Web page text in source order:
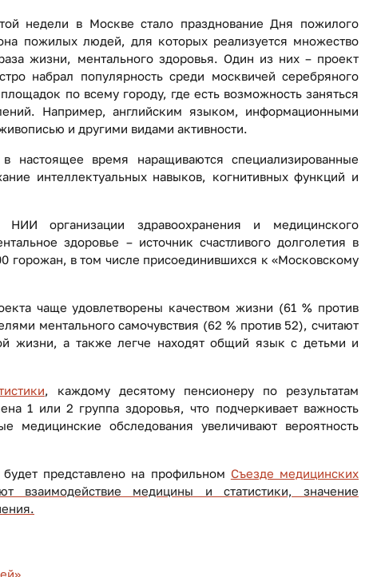
недели в Москве стало празднование Дня пожилого
пожилых людей, для которых реализуется множество
жизни, ментального здоровья. Один из них – проект
набрал популярность среди москвичей серебряного
по всему городу, где есть возможность заняться
Например, английским языком, информационными
и другими видами активности.
настоящее время наращиваются специализированные
интеллектуальных навыков, когнитивных функций и
организации здравоохранения и медицинского
здоровье – источник счастливого долголетия в
горожан, в том числе присоединившихся к «Московскому
чаще удовлетворены качеством жизни (61 % против
ментального самочувствия (62 % против 52), считают
жизни, а также легче находят общий язык с детьми и
, каждому десятому пенсионеру по результатам
1 или 2 группа здоровья, что подчеркивает важность
медицинские обследования увеличивают вероятность
представлено на профильном Съезде медицинских
взаимодействие медицины и статистики, значение